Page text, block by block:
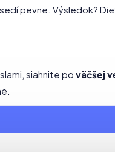
pevne. Výsledok?
siahnite po väčšej